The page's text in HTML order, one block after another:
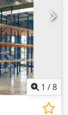
1 /8